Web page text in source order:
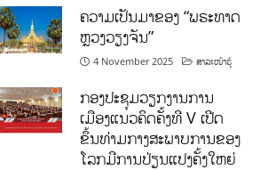
ຄວາມເປັນມາຂອງ “ພຣະທາດ
ຫຼວງວຽງຈັນ”
4 November 2025 ສາລະໜ້າຮູ້
ກອງປະຊຸມວຽກງານການ
ເມືອງແນວຄິດຄັ້ງທີ V ເປີດ
ຂຶ້ນທ່າມກາງສະພາບການຂອງ
ໂລກມີການປ່ຽນແປງຄັ້ງໃຫຍ່